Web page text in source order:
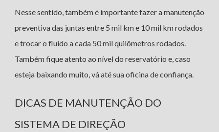
Nesse sentido, também é importante fazer a manutenção
preventiva das juntas entre 5 mil km e 10 mil km rodados
e trocar o fluido a cada 50 mil quilômetros rodados.
Também fique atento ao nível do reservatório e, caso
esteja baixando muito, vá até sua oficina de confiança.
DICAS DE MANUTENÇÃO DO
SISTEMA DE DIREÇÃO